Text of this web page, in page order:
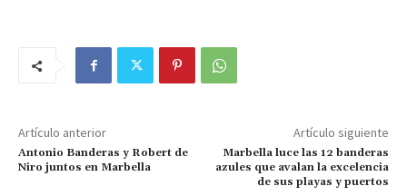
Artículo anterior
Antonio Banderas y Robert de
Niro juntos en Marbella
Artículo siguiente
Marbella luce las 12 banderas
azules que avalan la excelencia
de sus playas y puertos